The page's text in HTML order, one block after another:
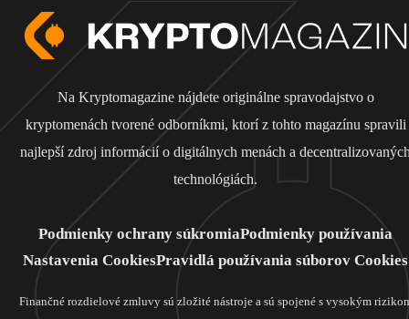
Na Kryptomagazine nájdete originálne spravodajstvo o
kryptomenách tvorené odborníkmi, ktorí z tohto magazínu spravili
najlepší zdroj informácií o digitálnych menách a
technológiách.
Podmienky ochrany súkromiaPodmienky používania
Nastavenia CookiesPravidlá používania súborov Cookies
Finančné rozdielové zmluvy sú zložité nástroje a sú spojené s vysokým